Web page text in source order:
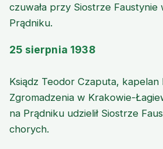
czuwała przy Siostrze Faustynie
Prądniku.
25 sierpnia 1938
Ksiądz Teodor Czaputa,
Zgromadzenia w Krakowie-
na Prądniku udzielił Siostrze
chorych.